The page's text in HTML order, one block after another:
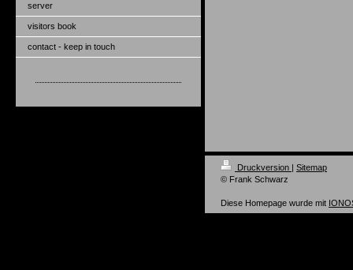
server
visitors book
contact - keep in touch
Druckversion | Sitemap
© Frank Schwarz
Diese Homepage wurde mit